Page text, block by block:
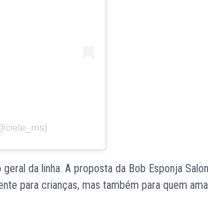
da linha. A proposta da Bob Esponja
para crianças, mas também para quem